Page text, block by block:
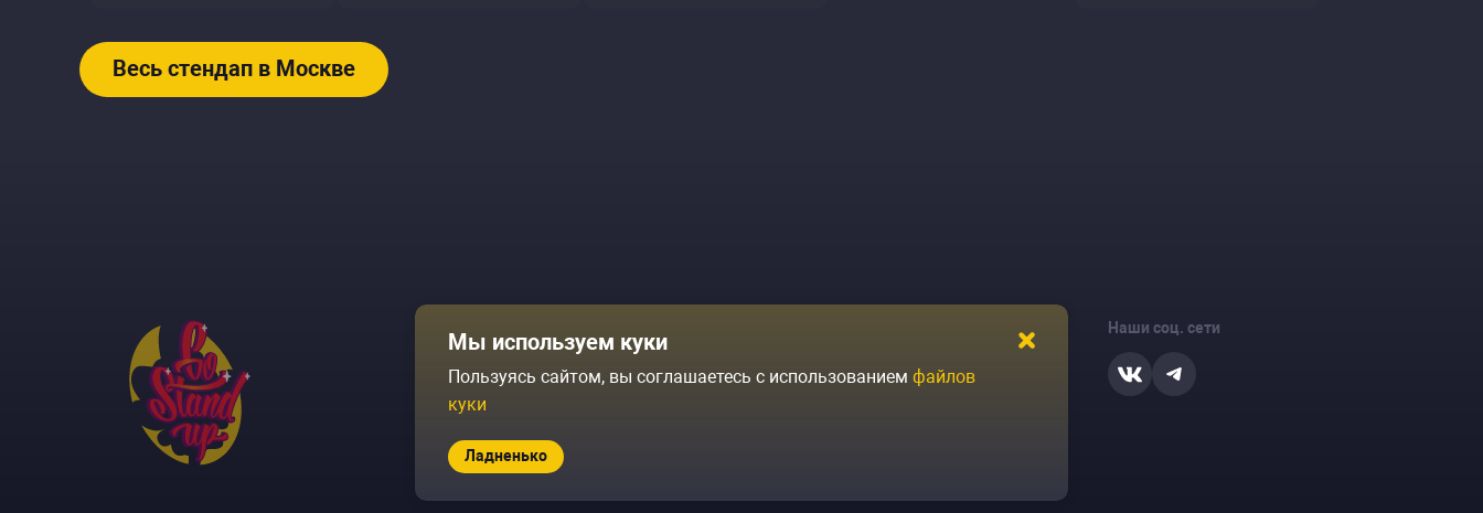
Весь стендап в Москве
Площадки
Архив событий
Журнал Политика конфиденциальности
Наши соц. сети
Мы используем куки
Пользуясь сайтом, вы соглашаетесь с использованием файлов
куки
Ладненько